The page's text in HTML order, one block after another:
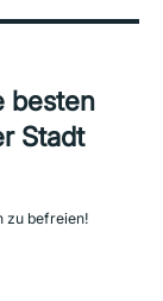
besten
Stadt
zu befreien!